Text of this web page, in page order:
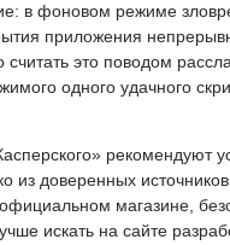
в фоновом режиме
приложения
это поводом
одного удачного
рекомендуют
из доверенных
магазине,
искать на сайте